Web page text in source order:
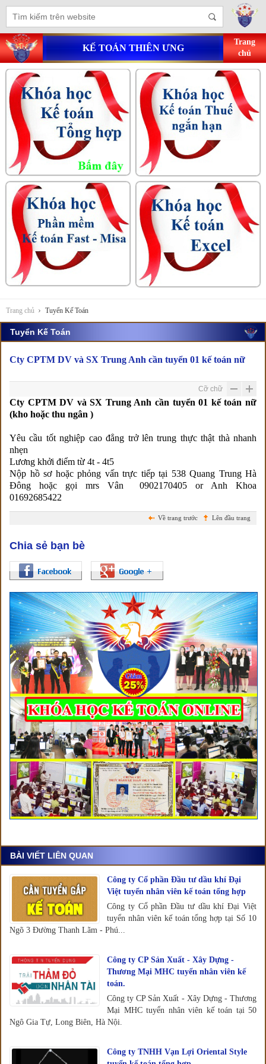
KẾ TOÁN THIÊN ƯNG
Trang
chủ
Trang chủ Tuyển Kế Toán
Tuyển Kế Toán
Cty CPTM DV và SX Trung Anh cần tuyển 01 kế toán nữ
Cỡ chữ
Cty CPTM DV và SX Trung Anh cần tuyển 01 kế toán nữ
(kho hoặc thu ngân )
Yêu cầu tốt nghiệp cao đẳng trở lên trung thực thật thà nhanh
nhẹn
Lương khởi điểm từ 4t - 4t5
Nộp hồ sơ hoặc phỏng vấn trực tiếp tại 538 Quang Trung Hà
Đông hoặc gọi mrs Vân 0902170405 or Anh Khoa
01692685422
Lên đầu trang
Về trang trước
Chia sẻ bạn bè
BÀI VIẾT LIÊN QUAN
Công ty Cổ phần Đầu tư dầu khí Đại
Việt tuyển nhân viên kế toán tổng hợp
Công ty Cổ phần Đầu tư dầu khí Đại Việt
tuyển nhân viên kế toán tổng hợp tại Số 10
Ngõ 3 Đường Thanh Lãm - Phú...
Công ty CP Sản Xuất - Xây Dựng -
Thương Mại MHC tuyển nhân viên kế
toán.
Công ty CP Sản Xuất - Xây Dựng - Thương
Mại MHC tuyển nhân viên kế toán tại 50
Ngô Gia Tự, Long Biên, Hà Nội.
Công ty TNHH Vạn Lợi Oriental Style